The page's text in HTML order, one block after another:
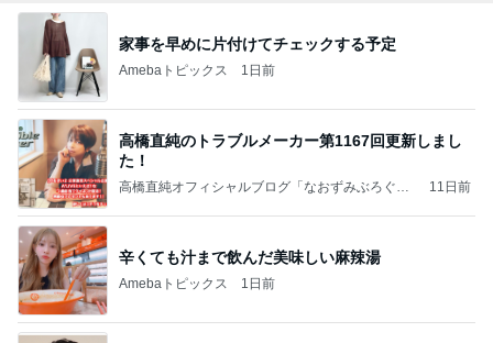
家事を早めに片付けてチェックする予定
Amebaトピックス 1日前
高橋直純のトラブルメーカー第1167回更新しまし
た！
高橋直純オフィシャルブログ「なおずみぶろぐ」
11日前
辛くても汁まで飲んだ美味しい麻辣湯
Amebaトピックス 1日前